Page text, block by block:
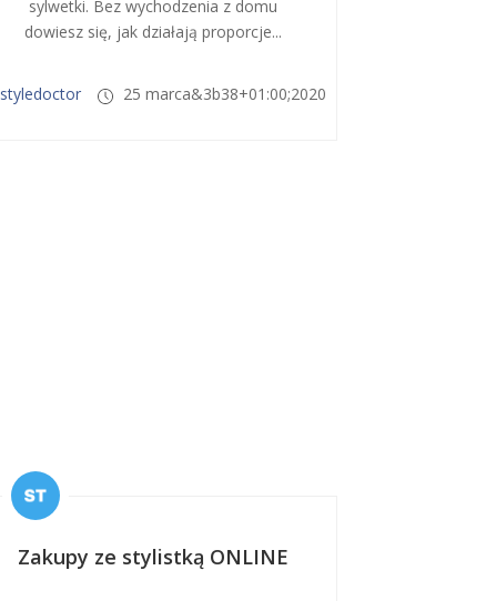
sylwetki. Bez wychodzenia z domu
dowiesz się, jak działają proporcje...
styledoctor 25 marca&3b38+01:00;2020
Zakupy ze stylistką ONLINE